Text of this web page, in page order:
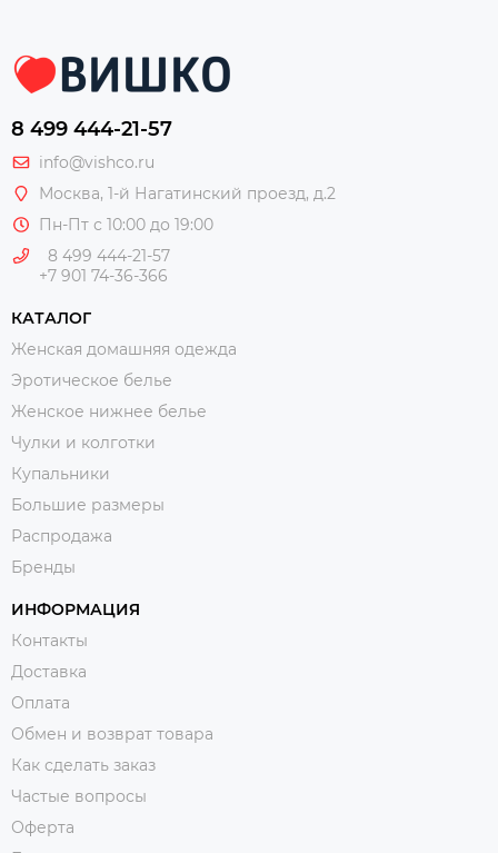
8 499 444-21-57
info@vishco.ru
Москва, 1-й Нагатинский проезд, д.2
Пн-Пт с 10:00 до 19:00
8 499 444-21-57
+7 901 74-36-366
КАТАЛОГ
Женская домашняя одежда
Эротическое белье
Женское нижнее белье
Чулки и колготки
Купальники
Большие размеры
Распродажа
Бренды
ИНФОРМАЦИЯ
Контакты
Доставка
Оплата
Обмен и возврат товара
Как сделать заказ
Частые вопросы
Оферта